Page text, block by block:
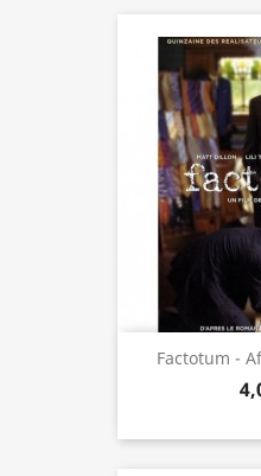
Factotum -